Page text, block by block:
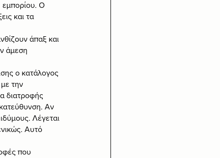
εμπορίου. Ο
και τα
άπαξ και
άμεση
ο κατάλογος
την
διατροφής
Αν
Λέγεται
Αυτό
που